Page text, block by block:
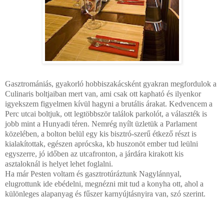
Gasztromániás, gyakorló hobbiszakácsként gyakran megfordulok a
Culinaris boltjaiban mert van, ami csak ott kapható és ilyenkor
igyekszem figyelmen kívül hagyni a brutális árakat. Kedvencem a
Perc utcai boltjuk, ott legtöbbször találok parkolót, a választék is
jobb mint a Hunyadi téren. Nemrég nyílt üzletük a Parlament
közelében, a bolton belül egy kis bisztró-szerű étkező részt is
kialakítottak, egészen aprócska, kb huszonöt ember tud leülni
egyszerre, jó időben az utcafronton, a járdára kirakott kis
asztaloknál is helyet lehet foglalni.
Ha már Pesten voltam és gasztrotúráztunk Nagylánnyal,
elugrottunk ide ebédelni, megnézni mit tud a konyha ott, ahol a
különleges alapanyag és fűszer karnyújtásnyira van, szó szerint.